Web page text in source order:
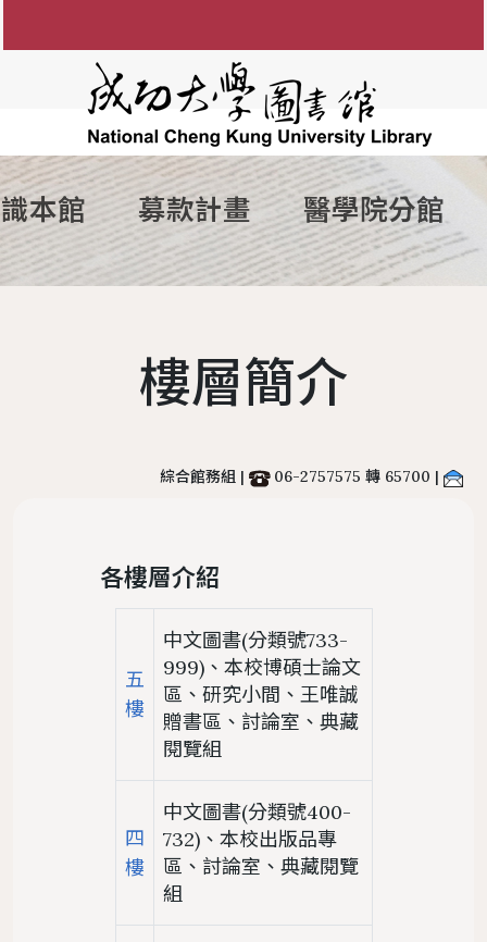
本館 募款計畫 醫學院分館
館藏目錄
新書通報
綠色大學
電子
博碩士
外文期刊館藏清單
報紙館藏清單
年度訂購期刊清單
電子資源服務
圖書服務
使用服務
RapidILL西文文獻快遞服務
跨館圖書互借
國科會期刊資源研究支援服務
參考諮詢服務
防範掠奪性出版陷阱
館藏資源利用
學術影響力&研究者
FAQ
讀者留言板
書香享閱卡
二手書交流平台
PWA操作說明
圖書館館徽
歷任館長
圖書委員會
組織架構
各組業務
工作人員
地理位置
避難逃生路線圖
環景導覽
圖書館館刊
典範傳承
樓層簡介
綜合館務組 | 06-2757575 轉 65700 |
各樓層介紹
五
樓
中文圖書(分類號733-
999)、本校博碩士論文
區、研究小間、王唯誠
贈書區、討論室、典藏
閱覽組
四
樓
中文圖書(分類號400-
732)、本校出版品專
區、討論室、典藏閱覽
組